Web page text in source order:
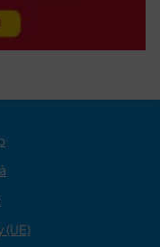
(UE)